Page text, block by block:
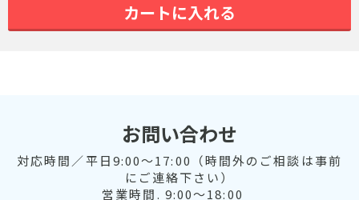
カートに入れる
お問い合わせ
対応時間／平日9:00～17:00（時間外のご相談は事前
にご連絡下さい）
営業時間. 9:00～18:00